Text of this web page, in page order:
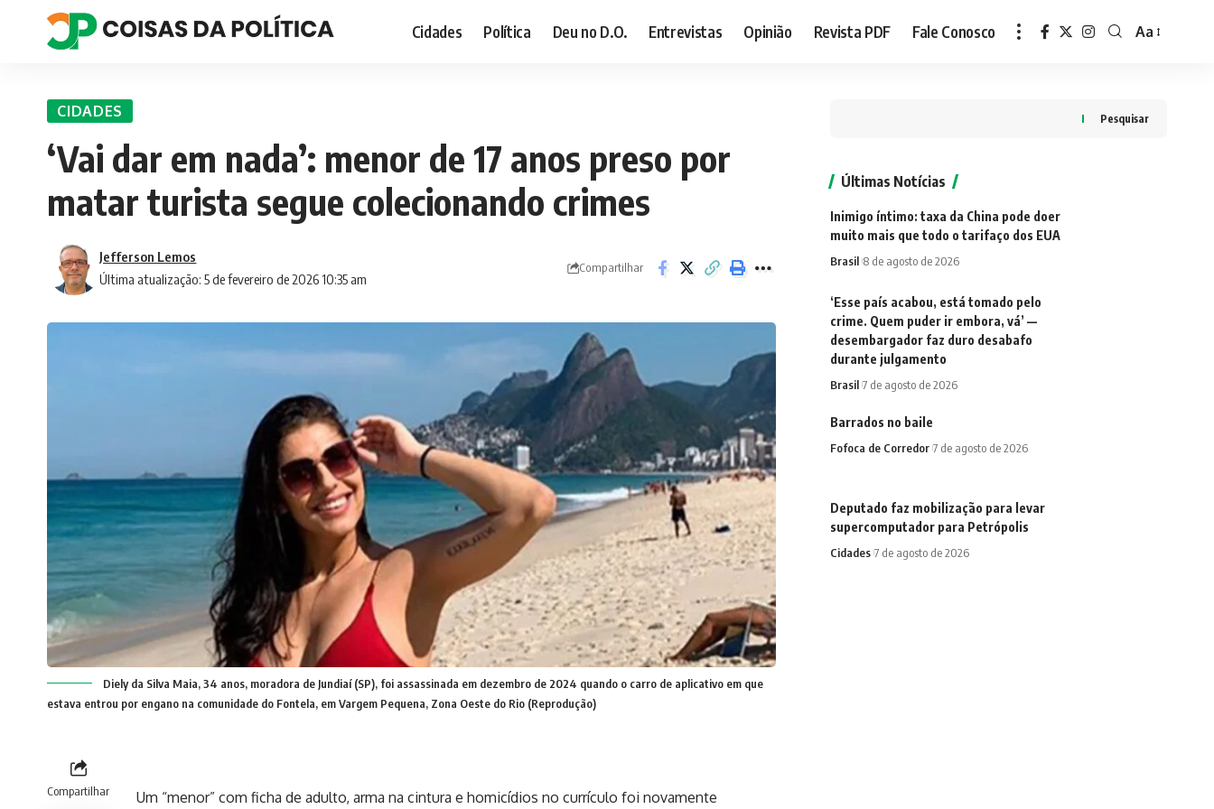
Cidades Política Deu no D.O. Entrevistas Opinião Revista PDF Fale Conosco
Font
Aa
CIDADES
‘Vai dar em nada’: menor de 17 anos preso por
matar turista segue colecionando crimes
Última atualização: 5 de fevereiro de 2026 10:35 am
Jefferson Lemos
Compartilhar
Diely da Silva Maia, 34 anos, moradora de Jundiaí (SP), foi assassinada em dezembro de 2024 quando o carro de aplicativo em que
estava entrou por engano na comunidade do Fontela, em Vargem Pequena, Zona Oeste do Rio (Reprodução)
Compartilhar Um “menor” com ficha de adulto, arma na cintura e homicídios no currículo foi novamente
Pesquisar
Últimas Notícias
Inimigo íntimo: taxa da China pode doer
muito mais que todo o tarifaço dos EUA
Brasil 8 de agosto de 2026
‘Esse país acabou, está tomado pelo
crime. Quem puder ir embora, vá’ —
desembargador faz duro desabafo
durante julgamento
Brasil 7 de agosto de 2026
Barrados no baile
Fofoca de Corredor 7 de agosto de 2026
Deputado faz mobilização para levar
supercomputador para Petrópolis
Cidades 7 de agosto de 2026